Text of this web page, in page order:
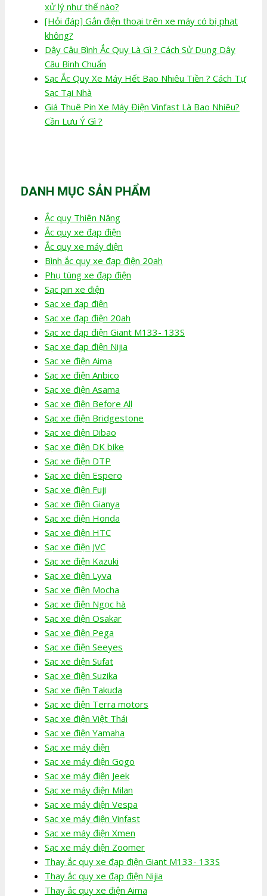
xử lý như thế nào?
[Hỏi đáp] Gắn điện thoại trên xe máy có bị phạt
không?
Dây Câu Bình Ắc Quy Là Gì ? Cách Sử Dụng Dây
Câu Bình Chuẩn
Sạc Ắc Quy Xe Máy Hết Bao Nhiêu Tiền ? Cách Tự
Sạc Tại Nhà
Giá Thuê Pin Xe Máy Điện Vinfast Là Bao Nhiêu?
Cần Lưu Ý Gì ?
DANH MỤC SẢN PHẨM
Ắc quy Thiên Năng
Ắc quy xe đạp điện
Ắc quy xe máy điện
Bình ắc quy xe đạp điện 20ah
Phụ tùng xe đạp điện
Sạc pin xe điện
Sạc xe đạp điện
Sạc xe đạp điện 20ah
Sạc xe đạp điện Giant M133- 133S
Sạc xe đạp điện Nijia
Sạc xe điện Aima
Sạc xe điện Anbico
Sạc xe điện Asama
Sạc xe điện Before All
Sạc xe điện Bridgestone
Sạc xe điện Dibao
Sạc xe điện DK bike
Sạc xe điện DTP
Sạc xe điện Espero
Sạc xe điện Fuji
Sạc xe điện Gianya
Sạc xe điện Honda
Sạc xe điện HTC
Sạc xe điện JVC
Sạc xe điện Kazuki
Sạc xe điện Lyva
Sạc xe điện Mocha
Sạc xe điện Ngọc hà
Sạc xe điện Osakar
Sạc xe điện Pega
Sạc xe điện Seeyes
Sạc xe điện Sufat
Sạc xe điện Suzika
Sạc xe điện Takuda
Sạc xe điện Terra motors
Sạc xe điện Việt Thái
Sạc xe điện Yamaha
Sạc xe máy điện
Sạc xe máy điện Gogo
Sạc xe máy điện Jeek
Sạc xe máy điện Milan
Sạc xe máy điện Vespa
Sạc xe máy điện Vinfast
Sạc xe máy điện Xmen
Sạc xe máy điện Zoomer
Thay ắc quy xe đạp điện Giant M133- 133S
Thay ắc quy xe đạp điện Nijia
Thay ắc quy xe điện Aima